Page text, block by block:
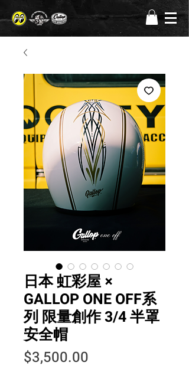
日本 虹彩屋 ×
GALLOP ONE OFF系
列 限量創作 3/4 半罩
安全帽
$3,500.00